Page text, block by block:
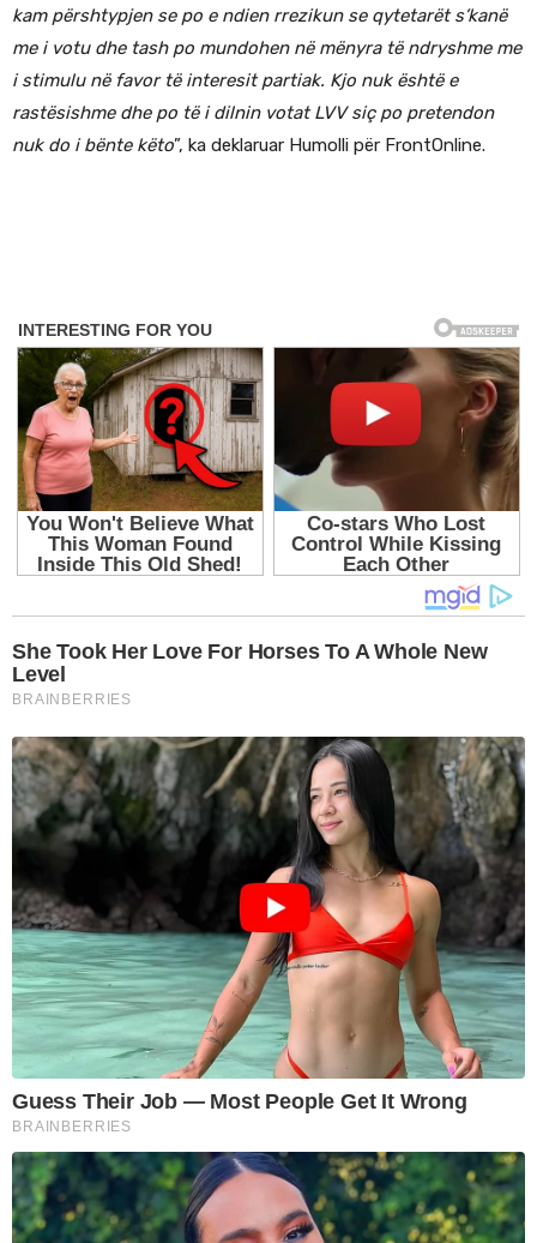
kam përshtypjen se po e ndien rrezikun se qytetarët s’kanë
me i votu dhe tash po mundohen në mënyra të ndryshme me
i stimulu në favor të interesit partiak. Kjo nuk është e
rastësishme dhe po të i dilnin votat LVV siç po pretendon
nuk do i bënte këto”, ka deklaruar Humolli për FrontOnline.